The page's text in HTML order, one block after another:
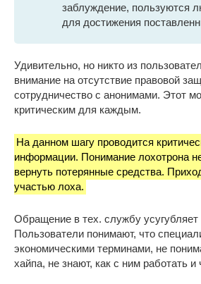
заблуждение, пользуются
для достижения
Удивительно, но никто из
внимание на отсутствие правовой
сотрудничество с анонимами. Этот
критическим для каждым.
На данном шагу проводится
информации. Понимание лохотрона
вернуть потерянные средства.
участью лоха.
Обращение в тех. службу усугубляет
Пользователи понимают, что
экономическими терминами, не
хайпа, не знают, как с ним работать